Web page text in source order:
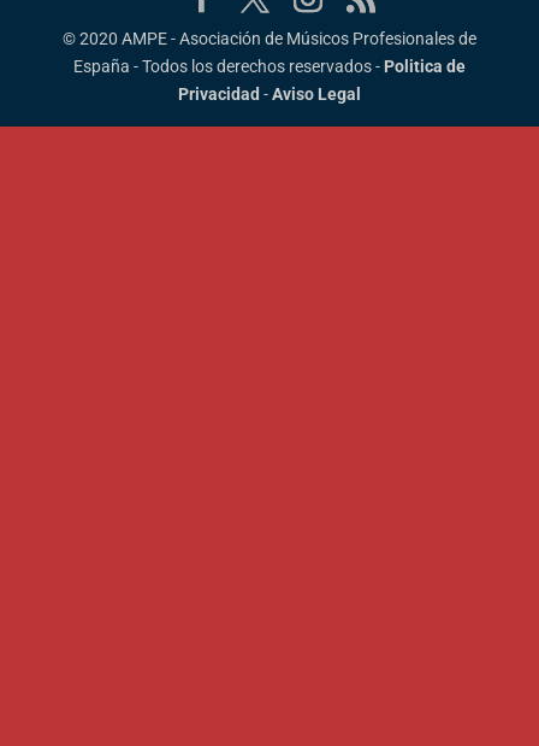
© 2020 AMPE - Asociación de Músicos Profesionales de
España - Todos los derechos reservados - Politica de
Privacidad -Aviso Legal